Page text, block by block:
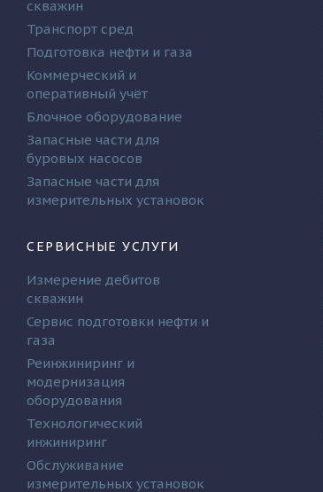
скважин
Транспорт сред
Подготовка нефти и газа
Коммерческий и
оперативный учёт
Блочное оборудование
Запасные части для
буровых насосов
Запасные части для
измерительных установок
СЕРВИСНЫЕ УСЛУГИ
Измерение дебитов
скважин
Сервис подготовки нефти и
газа
Реинжиниринг и
модернизация
оборудования
Технологический
инжиниринг
Обслуживание
измерительных установок